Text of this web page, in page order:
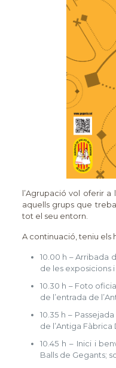
l’Agrupació vol oferir
aquells grups que
tot el seu entorn.
A continuació, teniu els
10.00 h – Arribada
de les exposicions
10.30 h – Foto
de l’entrada de
10.35 h –
de l’Antiga Fàbrica
10.45 h – Inici i
Balls de Gegants;